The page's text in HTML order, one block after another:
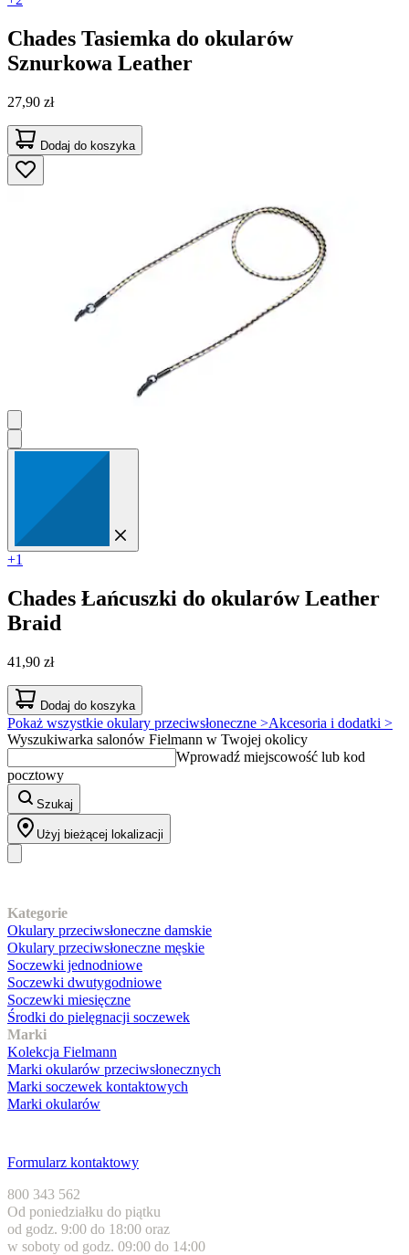
Chades Tasiemka do okularów
Sznurkowa Leather
27,90 zł
Dodaj do koszyka
+1
Chades Łańcuszki do okularów Leather
Braid
41,90 zł
Dodaj do koszyka
Pokaż wszystkie okulary przeciwsłoneczne >Akcesoria i dodatki >
Wyszukiwarka salonów Fielmann w Twojej okolicy
Wprowadź miejscowość lub kod
pocztowy
Szukaj
Użyj bieżącej lokalizacji
Kategorie
Okulary przeciwsłoneczne damskie
Okulary przeciwsłoneczne męskie
Soczewki jednodniowe
Soczewki dwutygodniowe
Soczewki miesięczne
Środki do pielęgnacji soczewek
Marki
Kolekcja Fielmann
Marki okularów przeciwsłonecznych
Marki soczewek kontaktowych
Marki okularów
Formularz kontaktowy
800 343 562
Od poniedziałku do piątku
od godz. 9:00 do 18:00 oraz
w soboty od godz. 09:00 do 14:00